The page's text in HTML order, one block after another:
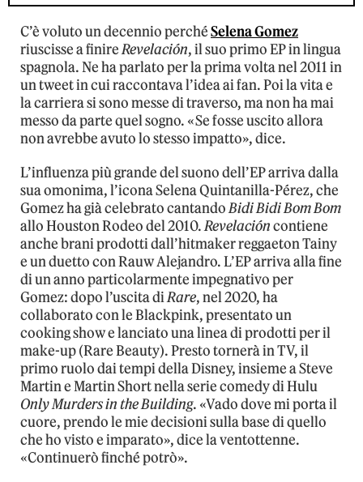
C’è voluto un decennio perchéSelena Gomez
riuscisse a finireRevelación, il suo primo EP in lingua
spagnola. Ne ha parlato per la prima volta nel 2011 in
un tweet in cui raccontava l’idea ai fan. Poi la vita e
la carriera si sono messe di traverso, ma non ha mai
messo da parte quel sogno. «Se fosse uscito allora
non avrebbe avuto lo stesso impatto», dice.
L’influenza più grande del suono dell’EP arriva dalla
sua omonima, l’icona Selena Quintanilla-Pérez, che
Gomez ha già celebrato cantandoBidi Bidi Bom Bom
allo Houston Rodeo del 2010.Revelacióncontiene
anche brani prodotti dall’hitmaker reggaeton Tainy
e un duetto con Rauw Alejandro. L’EP arriva alla fine
di un anno particolarmente impegnativo per
Gomez: dopo l’uscita diRare, nel 2020, ha
collaborato con le Blackpink, presentato un
cooking show e lanciato una linea di prodotti per il
make-up (Rare Beauty). Presto tornerà in TV, il
primo ruolo dai tempi della Disney, insieme a Steve
Martin e Martin Short nella serie comedy di Hulu
Only Murders in the Building. «Vado dove mi porta il
cuore, prendo le mie decisioni sulla base di quello
che ho visto e imparato», dice la ventottenne.
«Continuerò finché potrò».